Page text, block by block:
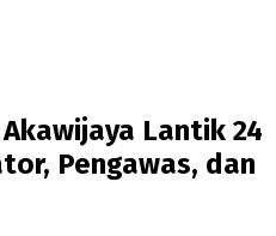
Lantik 24
Pengawas, dan